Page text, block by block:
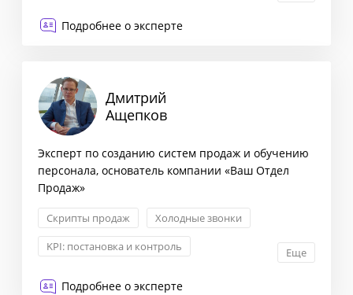
Подробнее о эксперте
Дмитрий
Ащепков
Эксперт по созданию систем продаж и обучению
персонала, основатель компании «Ваш Отдел
Продаж»
Скрипты продаж
Холодные звонки
KPI: постановка и контроль
Еще
Подробнее о эксперте